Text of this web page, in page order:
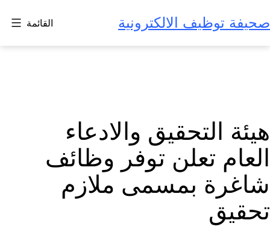
إلى
المحتوى
صحيفة توظيف الالكترونية القائمة
هيئة التحقيق والادعاء
العام تعلن توفر وظائف
شاغرة بمسمى ملازم
تحقيق